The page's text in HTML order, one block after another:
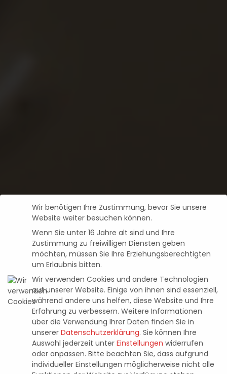
News
HERBSTLICHE VIBES FÜR GAMER
IN OPERA GX
Wir benötigen Ihre Zustimmung, bevor Sie unsere
Website weiter besuchen können.
Wenn Sie unter 16 Jahre alt sind und Ihre
Zustimmung zu freiwilligen Diensten geben
möchten, müssen Sie Ihre Erziehungsberechtigten
um Erlaubnis bitten.
Wir verwenden Cookies und andere Technologien
auf unserer Website. Einige von ihnen sind essenziell,
während andere uns helfen, diese Website und Ihre
Erfahrung zu verbessern. Weitere Informationen
über die Verwendung Ihrer Daten finden Sie in
unserer Datenschutzerklärung. Sie können Ihre
Auswahl jederzeit unter Einstellungen widerrufen
oder anpassen. Bitte beachten Sie, dass aufgrund
individueller Einstellungen möglicherweise nicht alle